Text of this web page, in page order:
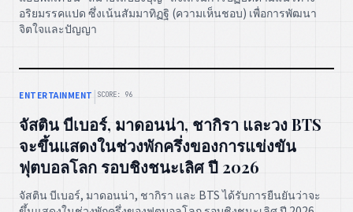
อริยมรรคแปด ซึ่งเน้นสัมมาทิฏฐิ (ความเห็นชอบ) เพื่อการพัฒนา
จิตใจและปัญญา
ENTERTAINMENT | SCORE: 96
จัสติน บีเบอร์, มาดอนน่า, ชากิรา และวง BTS
จะขึ้นแสดงในช่วงพักครึ่งของการแข่งขัน
ฟุตบอลโลก รอบชิงชนะเลิศ ปี 2026
จัสติน บีเบอร์, มาดอนน่า, ชากิรา และ BTS ได้รับการยืนยันว่าจะ